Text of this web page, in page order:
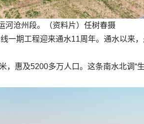
河沧州段。（资料片）任树春摄
一期工程迎来通水11周年。通水以来
惠及5200多万人口。这条南水北调“